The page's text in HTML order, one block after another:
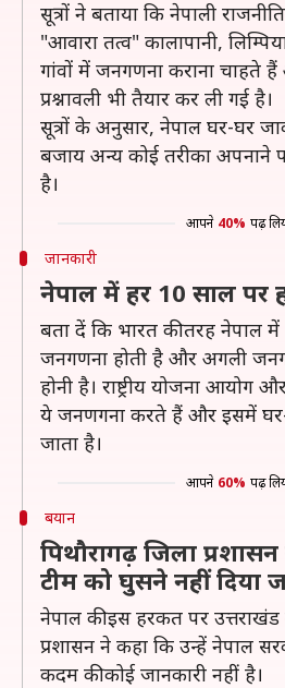
सूत्रों ने बताया कि नेपाली
"आवारा तत्व" कालापानी,
गांवों में जनगणना कराना चाहते
प्रश्नावली भी तैयार कर ली गई है।
सूत्रों के अनुसार, नेपाल घर-घर
बजाय अन्य कोई तरीका अपनाने
है।
आपने 40% पढ़
जानकारी
नेपाल में हर 10 साल पर
बता दें कि भारत की तरह नेपाल
जनगणना होती है और अगली
होनी है। राष्ट्रीय योजना आयोग
ये जनणगना करते हैं और इसमें घर-
जाता है।
आपने 60% पढ़
बयान
पिथौरागढ़ जिला
टीम को घुसने नहीं दिया
नेपाल की इस हरकत पर
प्रशासन ने कहा कि उन्हें नेपाल
कदम की कोई जानकारी नहीं है।